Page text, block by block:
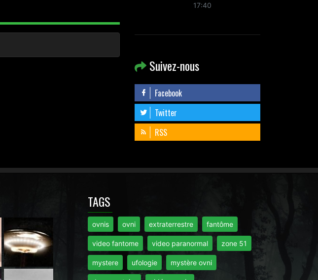
17:40
Suivez-nous
Facebook
Twitter
RSS
TAGS
ovnis ovni extraterrestre fantôme
video fantome video paranormal zone 51
mystere ufologie mystère ovni